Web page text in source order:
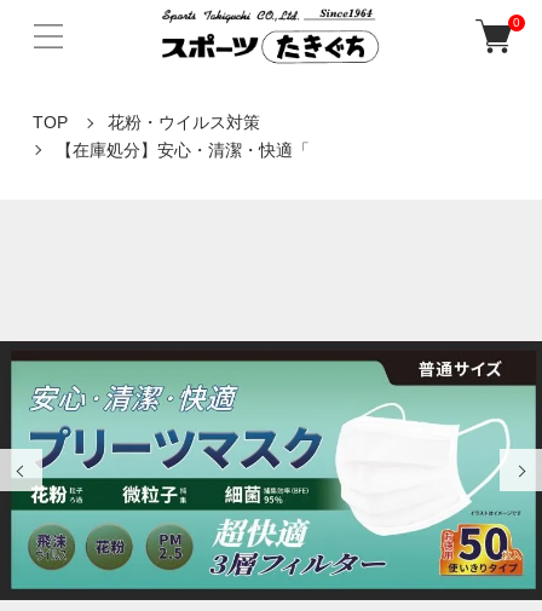
0
TOP
花粉・ウイルス対策
【在庫処分】安心・清潔・快適「